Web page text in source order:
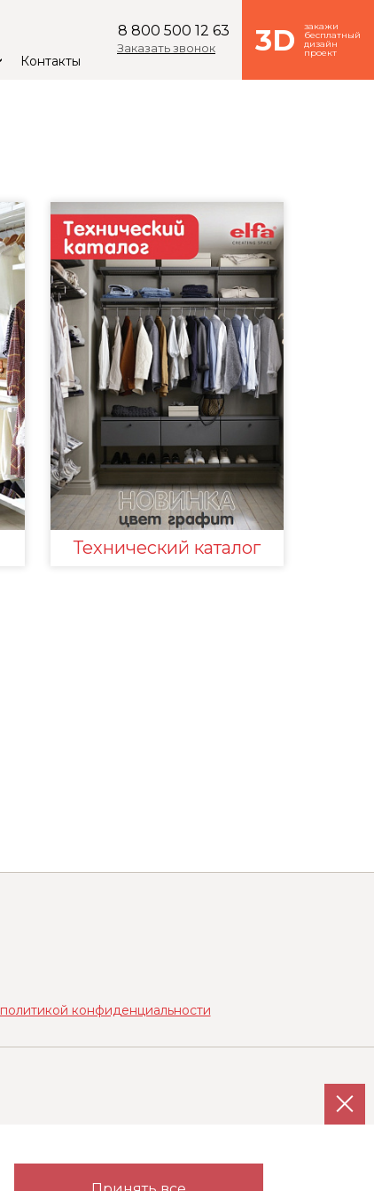
3D закажи
бесплатный
дизайн
проект
8 800 500 12 63
Заказать звонок
Контакты
Технический каталог
политикой конфиденциальности
Каталог Партнерам